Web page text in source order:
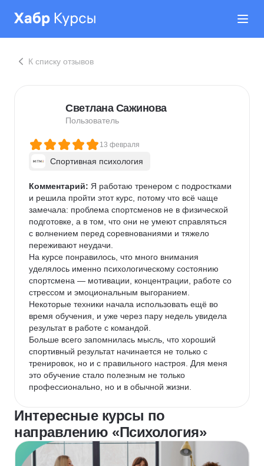
К списку отзывов
Светлана Сажинова
Пользователь
13 февраля
Спортивная психология
Комментарий: Я работаю тренером с подростками
и решила пройти этот курс, потому что всё чаще
замечала: проблема спортсменов не в физической
подготовке, а в том, что они не умеют справляться
с волнением перед соревнованиями и тяжело
переживают неудачи.
На курсе понравилось, что много внимания
уделялось именно психологическому состоянию
спортсмена — мотивации, концентрации, работе со
стрессом и эмоциональным выгоранием.
Некоторые техники начала использовать ещё во
время обучения, и уже через пару недель увидела
результат в работе с командой.
Больше всего запомнилась мысль, что хороший
спортивный результат начинается не только с
тренировок, но и с правильного настроя. Для меня
это обучение стало полезным не только
профессионально, но и в обычной жизни.
Интересные курсы по
направлению «Психология»